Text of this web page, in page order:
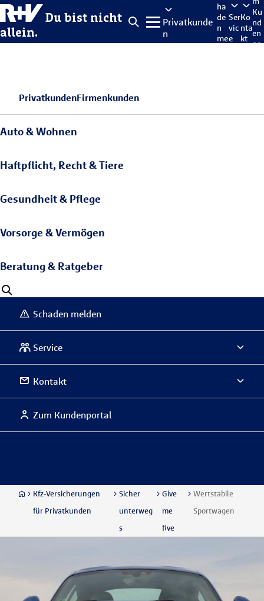
Du bist nicht
allein.
Privatkunde
n
ha
de
n
me
Ser
vic
e
Ko
nta
kt
Ku
nd
en
po
PrivatkundenFirmenkunden
Auto & Wohnen
Haftpflicht, Recht & Tiere
Gesundheit & Pflege
Vorsorge & Vermögen
Beratung & Ratgeber
Schaden melden
Service
Kontakt
Zum Kundenportal
Kfz-Versicherungen
für Privatkunden
Sicher
unterweg
s
Give
me
five
Wertstabile
Sportwagen